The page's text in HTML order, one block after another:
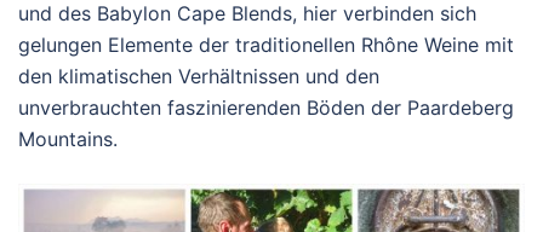
und des Babylon Cape Blends, hier verbinden sich
gelungen Elemente der traditionellen Rhône Weine mit
den klimatischen Verhältnissen und den
unverbrauchten faszinierenden Böden der Paardeberg
Mountains.